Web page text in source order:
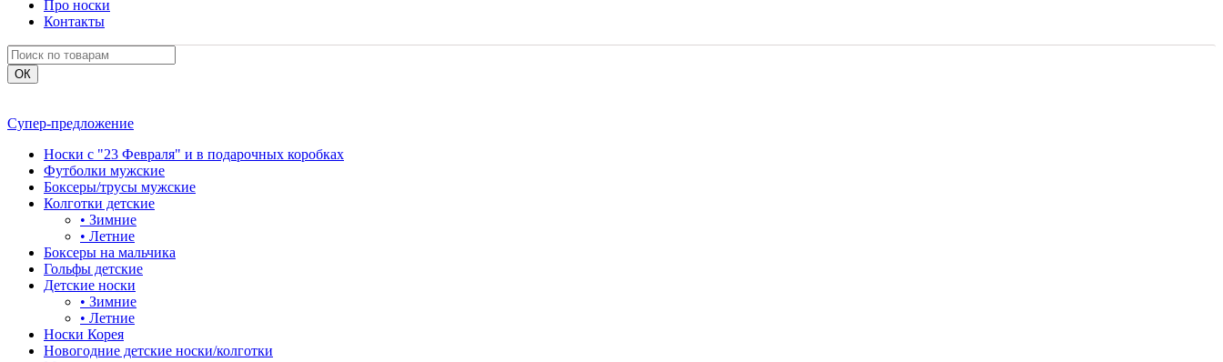
Про носки
Контакты
Супер-предложение
Носки с "23 Февраля" и в подарочных коробках
Футболки мужские
Боксеры/трусы мужские
Колготки детские
• Зимние
• Летние
Боксеры на мальчика
Гольфы детские
Детские носки
• Зимние
• Летние
Носки Корея
Новогодние детские носки/колготки